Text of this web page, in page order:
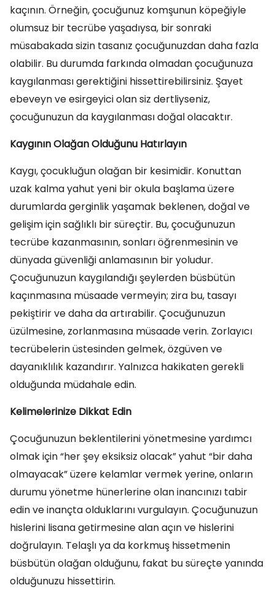
kaçının. Örneğin, çocuğunuz komşunun köpeğiyle
olumsuz bir tecrübe yaşadıysa, bir sonraki
müsabakada sizin tasanız çocuğunuzdan daha fazla
olabilir. Bu durumda farkında olmadan çocuğunuza
kaygılanması gerektiğini hissettirebilirsiniz. Şayet
ebeveyn ve esirgeyici olan siz dertliyseniz,
çocuğunuzun da kaygılanması doğal olacaktır.
Kaygının Olağan Olduğunu Hatırlayın
Kaygı, çocukluğun olağan bir kesimidir. Konuttan
uzak kalma yahut yeni bir okula başlama üzere
durumlarda gerginlik yaşamak beklenen, doğal ve
gelişim için sağlıklı bir süreçtir. Bu, çocuğunuzun
tecrübe kazanmasının, sonları öğrenmesinin ve
dünyada güvenliği anlamasının bir yoludur.
Çocuğunuzun kaygılandığı şeylerden büsbütün
kaçınmasına müsaade vermeyin; zira bu, tasayı
pekiştirir ve daha da artırabilir. Çocuğunuzun
üzülmesine, zorlanmasına müsaade verin. Zorlayıcı
tecrübelerin üstesinden gelmek, özgüven ve
dayanıklılık kazandırır. Yalnızca hakikaten gerekli
olduğunda müdahale edin.
Kelimelerinize Dikkat Edin
Çocuğunuzun beklentilerini yönetmesine yardımcı
olmak için “her şey eksiksiz olacak” yahut “bir daha
olmayacak” üzere kelamlar vermek yerine, onların
durumu yönetme hünerlerine olan inancınızı tabir
edin ve inançta olduklarını vurgulayın. Çocuğunuzun
hislerini lisana getirmesine alan açın ve hislerini
doğrulayın. Telaşlı ya da korkmuş hissetmenin
büsbütün olağan olduğunu, fakat bu süreçte yanında
olduğunuzu hissettirin.